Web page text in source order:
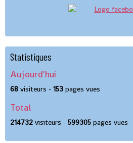
Statistiques
Aujourd'hui
68 visiteurs - 153 pages vues
Total
214732 visiteurs - 599305 pages vues